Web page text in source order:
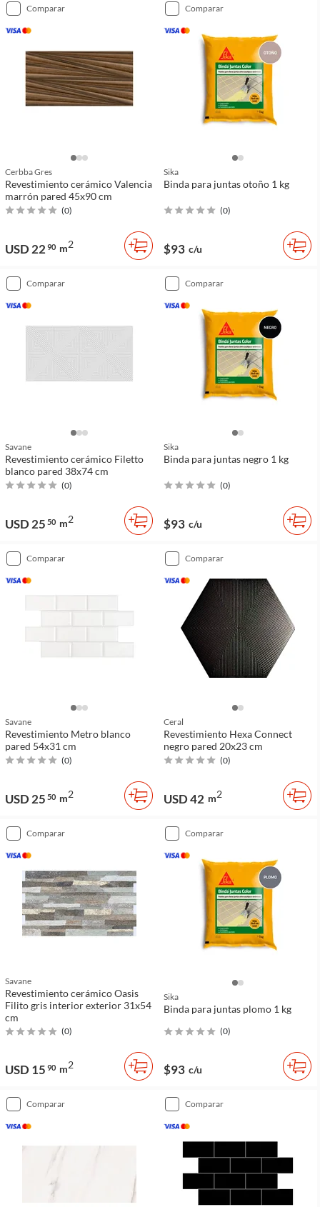
comparar
Cerbba Gres
Revestimiento cerámico Valencia
marrón pared 45x90 cm
(0)
USD 22 90 m2
comparar
Sika
Binda para juntas otoño 1 kg
(0)
$93 c/u
comparar
Savane
Revestimiento cerámico Filetto
blanco pared 38x74 cm
(0)
USD 25 50 m2
comparar
Sika
Binda para juntas negro 1 kg
(0)
$93 c/u
comparar
Savane
Revestimiento Metro blanco
pared 54x31 cm
(0)
USD 25 50 m2
comparar
Ceral
Revestimiento Hexa Connect
negro pared 20x23 cm
(0)
USD 42 m2
comparar
Savane
Revestimiento cerámico Oasis
Filito gris interior exterior 31x54
cm
(0)
USD 15 90 m2
comparar
Sika
Binda para juntas plomo 1 kg
(0)
$93 c/u
comparar comparar